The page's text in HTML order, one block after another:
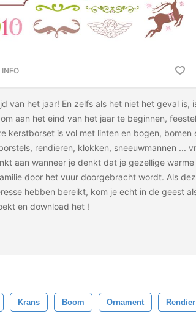
INFO
van het jaar! En zelfs als het niet het geval is,
aan het eind van het jaar te beginnen,
kerstborset is vol met linten en bogen, bomen
rendieren, klokken, sneeuwmannen ...
aan wanneer je denkt dat je gezellige warme
door het vuur doorgebracht wordt. Als
hebben bereikt, kom je echt in de geest
en download het !
Krans Boom Ornament Rendier